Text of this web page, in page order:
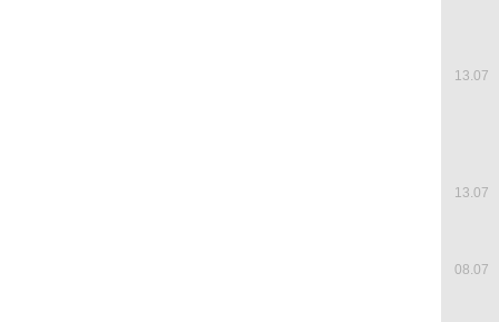
13.07
13.07
08.07